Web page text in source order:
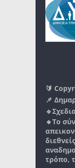
🔰
📌
🔸Το
τρόπο,